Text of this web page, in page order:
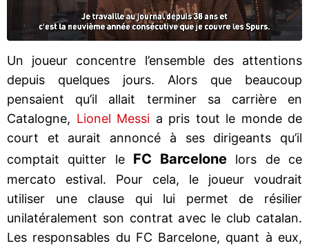
Un joueur concentre l’ensemble des attentions
depuis quelques jours. Alors que beaucoup
pensaient qu’il allait terminer sa carrière en
Catalogne, Lionel Messi a pris tout le monde de
court et aurait annoncé à ses dirigeants qu’il
comptait quitter le FC Barcelone lors de ce
mercato estival. Pour cela, le joueur voudrait
utiliser une clause qui lui permet de résilier
unilatéralement son contrat avec le club catalan.
Les responsables du FC Barcelone, quant à eux,